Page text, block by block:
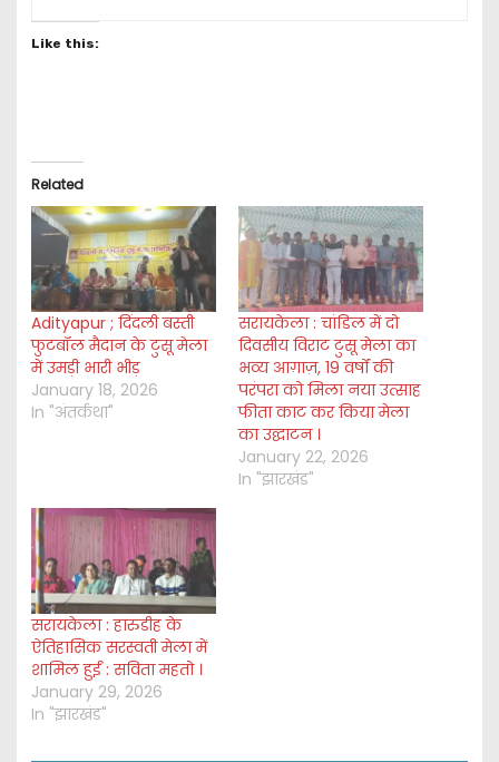
Like this:
Related
Adityapur ; दिंदली बस्ती
फुटबॉल मैदान के टुसू मेला
में उमड़ी भारी भीड़
January 18, 2026
In "अंतर्कथा"
सरायकेला : चांडिल में दो
दिवसीय विराट टुसू मेला का
भव्य आग़ाज़, 19 वर्षों की
परंपरा को मिला नया उत्साह
फीता काट कर किया मेला
का उद्घाटन ।
January 22, 2026
In "झारखंड"
सरायकेला : हारुडीह के
ऐतिहासिक सरस्वती मेला में
शामिल हुईं : सविता महतो ।
January 29, 2026
In "झारखंड"